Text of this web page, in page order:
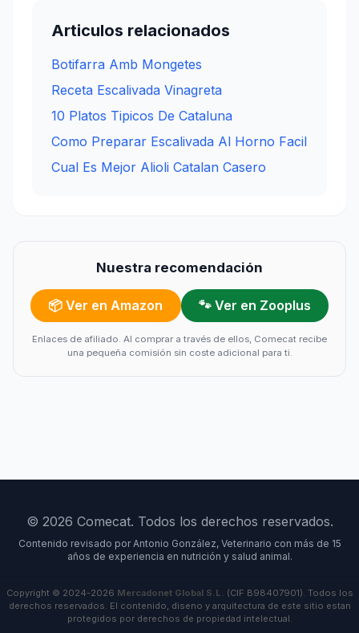
Articulos relacionados
Botifarra Amb Mongetes
Receta Escalivada Vinagreta
10 Platos Tipicos De Cataluna
Como Preparar Escalivada Al Horno Facil
Cual Es Mejor Alioli Catalan Casero
Nuestra recomendación
📦 Ver en Amazon 🐾 Ver en Zooplus
Enlaces de afiliado. Al comprar a través de ellos, Comecat recibe
una pequeña comisión sin coste adicional para ti.
© 2026 Comecat. Todos los derechos reservados.
Contenido revisado por Antonio González, Veterinario con más de 15
años de experiencia en nutrición y salud animal.
Copyright © 2024-2026 Mercadonet Global S.L. (CIF B98407901). Todos los
derechos reservados. El contenido, diseno y arquitectura de este sitio estan
protegidos por derechos de propiedad intelectual.